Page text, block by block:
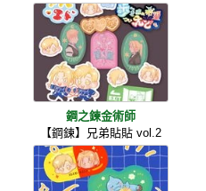
鋼之鍊金術師
【鋼鍊】兄弟貼貼 vol.2